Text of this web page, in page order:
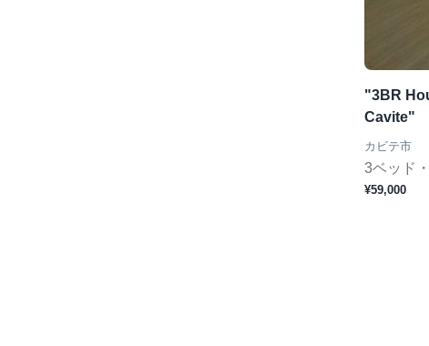
"3BR
Cavite"
カビテ市
3ベッド
¥59,000